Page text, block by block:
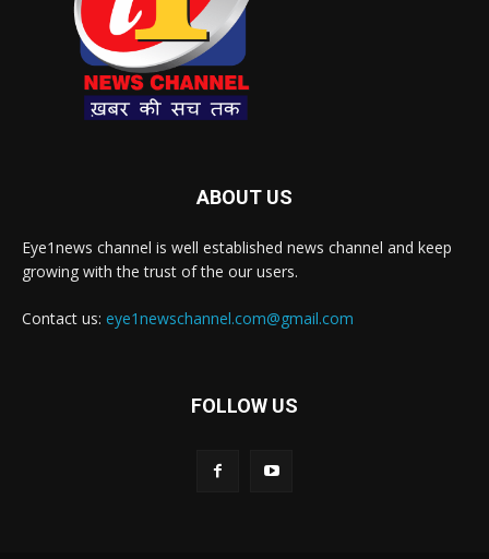
ABOUT US
Eye1news channel is well established news channel and keep
growing with the trust of the our users.
Contact us: eye1newschannel.com@gmail.com
FOLLOW US